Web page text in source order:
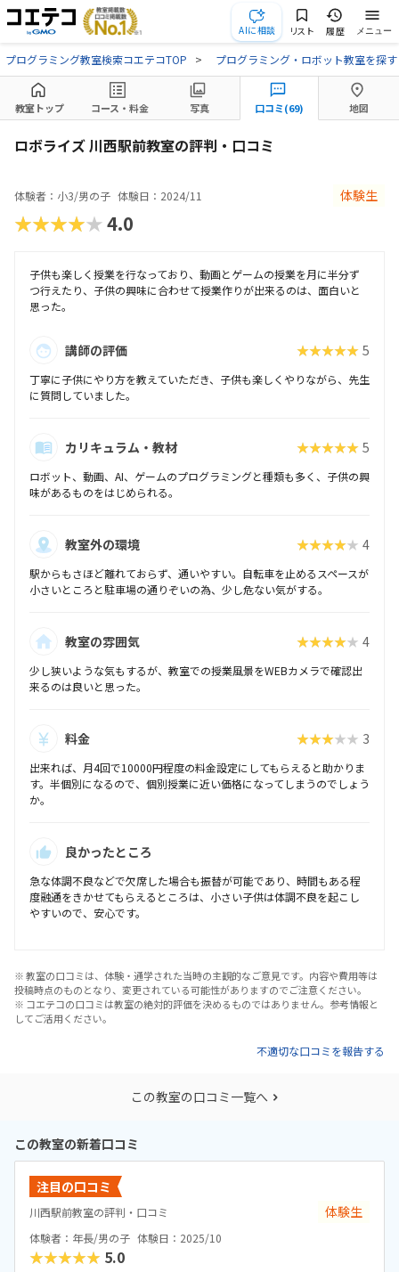
AIに相談 リスト 履歴 メニュー
プログラミング教室検索コエテコTOP プログラミング・ロボット教室を探す
教室トップ コース・料金 写真 口コミ(69) 地図
ロボライズ 川西駅前教室の評判・口コミ
体験者：小3/男の子 体験日：2024/11 体験生
★★★★★4.0
子供も楽しく授業を行なっており、動画とゲームの授業を月に半分ず
つ行えたり、子供の興味に合わせて授業作りが出来るのは、面白いと
思った。
講師の評価 ★★★★★ 5
丁寧に子供にやり方を教えていただき、子供も楽しくやりながら、先生
に質問していました。
カリキュラム・教材 ★★★★★ 5
ロボット、動画、AI、ゲームのプログラミングと種類も多く、子供の興
味があるものをはじめられる。
教室外の環境 ★★★★★ 4
駅からもさほど離れておらず、通いやすい。自転車を止めるスペースが
小さいところと駐車場の通りぞいの為、少し危ない気がする。
教室の雰囲気 ★★★★★ 4
少し狭いような気もするが、教室での授業風景をWEBカメラで確認出
来るのは良いと思った。
料金 ★★★★★ 3
出来れば、月4回で10000円程度の料金設定にしてもらえると助かりま
す。半個別になるので、個別授業に近い価格になってしまうのでしょう
か。
良かったところ
急な体調不良などで欠席した場合も振替が可能であり、時間もある程
度融通をきかせてもらえるところは、小さい子供は体調不良を起こし
やすいので、安心です。
※ 教室の口コミは、体験・通学された当時の主観的なご意見です。内容や費用等は
投稿時点のものとなり、変更されている可能性がありますのでご注意ください。
※ コエテコの口コミは教室の絶対的評価を決めるものではありません。参考情報と
してご活用ください。
不適切な口コミを報告する
この教室の口コミ一覧へ
この教室の新着口コミ
注目の口コミ
川西駅前教室の評判・口コミ 体験生
体験者：年長/男の子 体験日：2025/10
★★★★★ 5.0